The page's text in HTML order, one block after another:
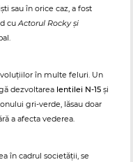
sau în orice caz, a fost
cuActorul Rocky și
în multe feluri. Un
dezvoltarea lentilei N-15 și
gri-verde, lăsau doar
a afecta vederea.
în cadrul societății, se